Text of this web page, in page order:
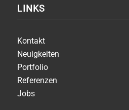
LINKS
Kontakt
Neuigkeiten
Portfolio
Referenzen
Jobs